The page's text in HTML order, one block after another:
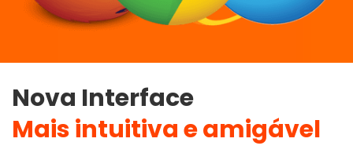
Nova Interface
Mais intuitiva e amigável